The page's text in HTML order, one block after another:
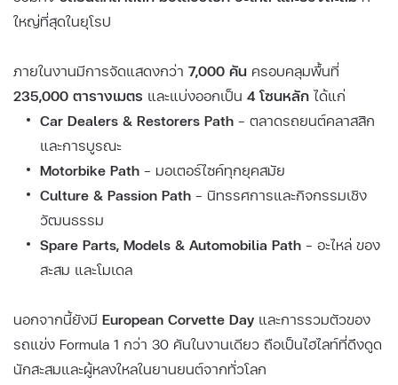
ใหญ่ที่สุดในยุโรป
ภายในงานมีการจัดแสดงกว่า 7,000 คัน ครอบคลุมพื้นที่
235,000 ตารางเมตร และแบ่งออกเป็น 4 โซนหลักได้แก่
Car Dealers & Restorers Path – ตลาดรถยนต์คลาสสิก
และการบูรณะ
Motorbike Path – มอเตอร์ไซค์ทุกยุคสมัย
Culture & Passion Path – นิทรรศการและกิจกรรมเชิง
วัฒนธรรม
Spare Parts, Models & Automobilia Path – อะไหล่ ของ
สะสม และโมเดล
นอกจากนี้ยังมี European Corvette Day และการรวมตัวของ
รถแข่ง Formula 1 กว่า 30 คันในงานเดียว ถือเป็นไฮไลท์ที่ดึงดูด
นักสะสมและผู้หลงใหลในยานยนต์จากทั่วโลก